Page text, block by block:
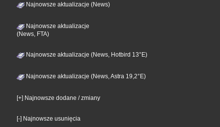
Najnowsze aktualizacje (News)
Najnowsze aktualizacje
(News, FTA)
Najnowsze aktualizacje (News, Hotbird 13°E)
Najnowsze aktualizacje (News, Astra 19,2°E)
[+] Najnowsze dodane / zmiany
[-] Najnowsze usunięcia